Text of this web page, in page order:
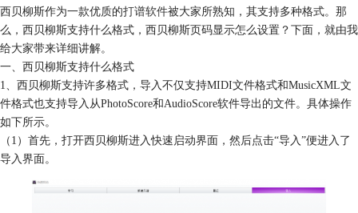
西贝柳斯作为一款优质的打谱软件被大家所熟知，其支持多种格式。那
么，西贝柳斯支持什么格式，西贝柳斯页码显示怎么设置？下面，就由我
给大家带来详细讲解。
一、西贝柳斯支持什么格式
1、西贝柳斯支持许多格式，导入不仅支持MIDI文件格式和MusicXML文
件格式也支持导入从PhotoScore和AudioScore软件导出的文件。具体操作
如下所示。
（1）首先，打开西贝柳斯进入快速启动界面，然后点击“导入”便进入了
导入界面。